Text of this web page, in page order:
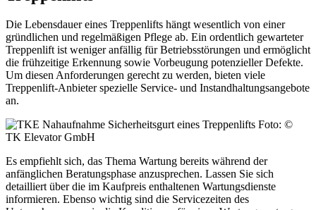
Die Lebensdauer eines Treppenlifts hängt wesentlich von einer
gründlichen und regelmäßigen Pflege ab. Ein ordentlich gewarteter
Treppenlift ist weniger anfällig für Betriebsstörungen und ermöglicht
die frühzeitige Erkennung sowie Vorbeugung potenzieller Defekte.
Um diesen Anforderungen gerecht zu werden, bieten viele
Treppenlift-Anbieter spezielle Service- und Instandhaltungsangebote
an.
Foto: ©
TK Elevator GmbH
Es empfiehlt sich, das Thema Wartung bereits während der
anfänglichen Beratungsphase anzusprechen. Lassen Sie sich
detailliert über die im Kaufpreis enthaltenen Wartungsdienste
informieren. Ebenso wichtig sind die Servicezeiten des